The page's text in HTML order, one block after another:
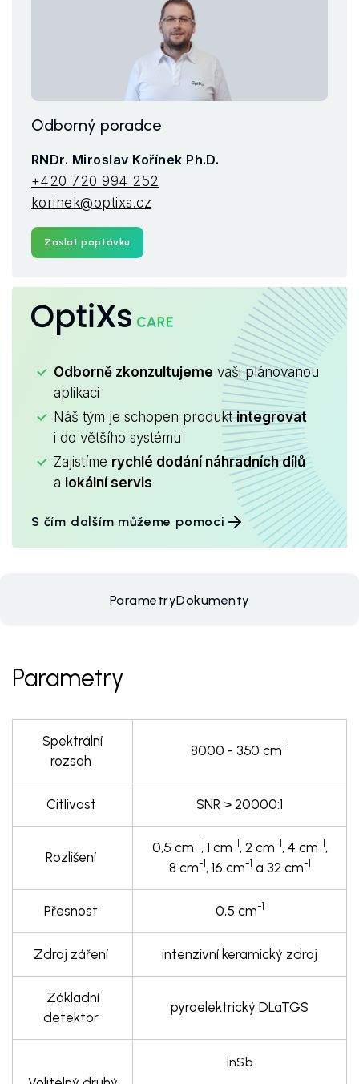
Odborný poradce
RNDr. Miroslav Kořínek Ph.D.
+420 720 994 252
korinek@optixs.cz
Zaslat poptávku
OptiXsCARE
Odborně zkonzultujeme vaši plánovanou
aplikaci
Náš tým je schopen produktintegrovat
i do většího systému
Zajistíme rychlé dodání náhradních dílů
a lokální servis
S čím dalším můžeme pomoci
ParametryDokumenty
Parametry
Spektrální
rozsah
8000 - 350 cm-1
Citlivost SNR > 20000:1
Rozlišení
0,5 cm-1 , 1 cm-1 , 2 cm-1 , 4 cm-1 ,
8 cm-1 , 16 cm-1 a 32 cm-1
Přesnost 0,5 cm-1
Zdroj záření intenzivní keramický zdroj
Základní
detektor
pyroelektrický DLaTGS
InSb